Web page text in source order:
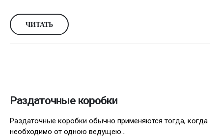
ЧИТАТЬ
Раздаточные коробки
Раздаточные коробки обычно применяются тогда, когда
необходимо от одною ведущею...